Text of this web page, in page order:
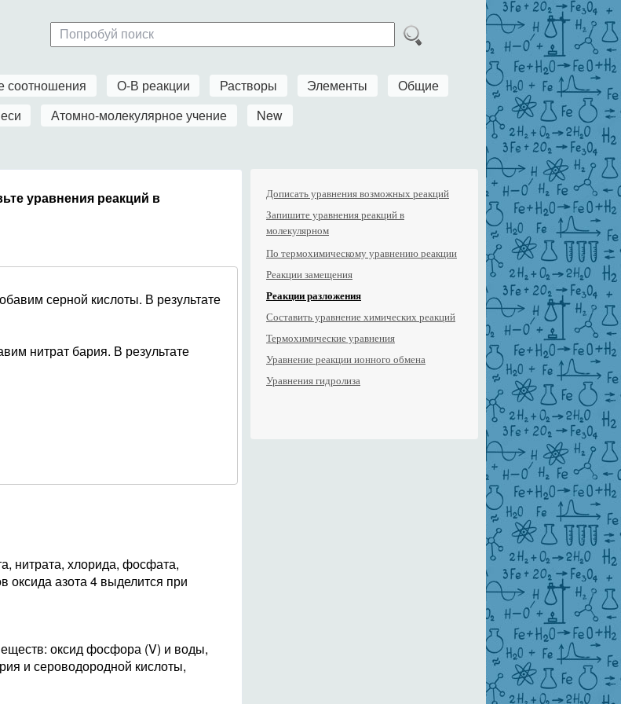
соотношения О-В реакции Растворы Элементы
Общие
Атомно-молекулярное учение New
уравнения реакций в
серной кислоты. В результате
нитрат бария. В результате
нитрата, хлорида, фосфата,
оксида азота 4 выделится при
оксид фосфора (V) и воды,
и сероводородной кислоты,
Дописать уравнения возможных реакций
Запишите уравнения реакций в
молекулярном
По термохимическому уравнению реакции
Реакции замещения
Реакции разложения
Составить уравнение химических реакций
Термохимические уравнения
Уравнение реакции ионного обмена
Уравнения гидролиза